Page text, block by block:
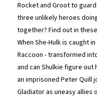
Rocket and Groot to
three unlikely heroes
together? Find out in
When She-Hulk is caught
Raccoon - transformed
and can Shulkie figure
an imprisoned Peter Quill
Gladiator as uneasy allies